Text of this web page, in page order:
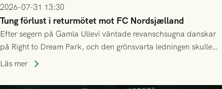
2026-07-31 13:30
Tung förlust i returmötet mot FC Nordsjælland
Efter segern på Gamla Ullevi väntade revanschsugna danskar
på Right to Dream Park, och den grönsvarta ledningen skulle
upphöra efter mindre än kvarten spelad. På lika mark visade
tennissiffror och det grönsvarta europaäventyret tog slut.
Läs mer